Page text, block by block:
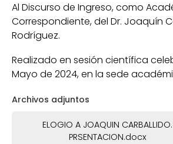
Al Discurso de Ingreso, como
Correspondiente, del Dr. Joaquín
Rodríguez.
Realizado en sesión científica
Mayo de 2024, en la sede
Archivos adjuntos
ELOGIO A JOAQUIN CARBALLIDO.
PRSENTACION.docx